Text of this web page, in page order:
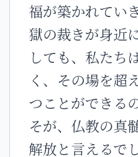
福が築かれてい
獄の裁きが身近
しても、私たち
く、その場を超
つことができる
そが、仏教の真
解放と言えるで